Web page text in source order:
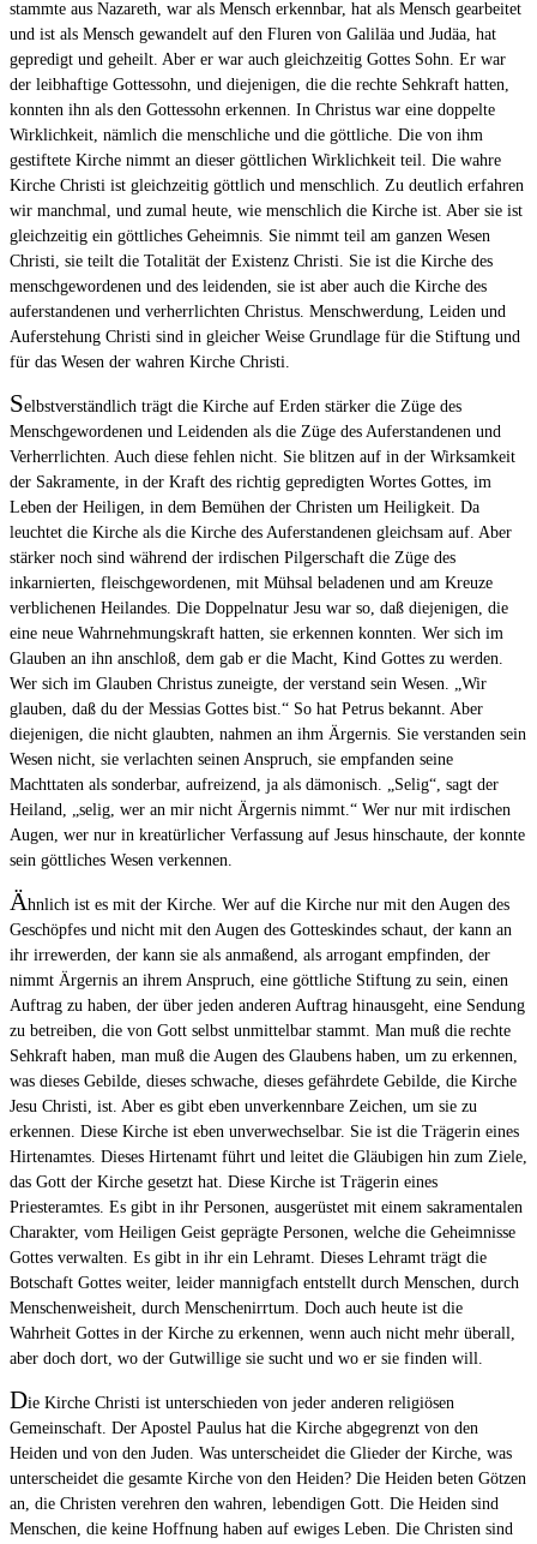
stammte aus Nazareth, war als Mensch erkennbar, hat als Mensch gearbeitet
und ist als Mensch gewandelt auf den Fluren von Galiläa und Judäa, hat
gepredigt und geheilt. Aber er war auch gleichzeitig Gottes Sohn. Er war
der leibhaftige Gottessohn, und diejenigen, die die rechte Sehkraft hatten,
konnten ihn als den Gottessohn erkennen. In Christus war eine doppelte
Wirklichkeit, nämlich die menschliche und die göttliche. Die von ihm
gestiftete Kirche nimmt an dieser göttlichen Wirklichkeit teil. Die wahre
Kirche Christi ist gleichzeitig göttlich und menschlich. Zu deutlich erfahren
wir manchmal, und zumal heute, wie menschlich die Kirche ist. Aber sie ist
gleichzeitig ein göttliches Geheimnis. Sie nimmt teil am ganzen Wesen
Christi, sie teilt die Totalität der Existenz Christi. Sie ist die Kirche des
menschgewordenen und des leidenden, sie ist aber auch die Kirche des
auferstandenen und verherrlichten Christus. Menschwerdung, Leiden und
Auferstehung Christi sind in gleicher Weise Grundlage für die Stiftung und
für das Wesen der wahren Kirche Christi.
Selbstverständlich trägt die Kirche auf Erden stärker die Züge des
Menschgewordenen und Leidenden als die Züge des Auferstandenen und
Verherrlichten. Auch diese fehlen nicht. Sie blitzen auf in der Wirksamkeit
der Sakramente, in der Kraft des richtig gepredigten Wortes Gottes, im
Leben der Heiligen, in dem Bemühen der Christen um Heiligkeit. Da
leuchtet die Kirche als die Kirche des Auferstandenen gleichsam auf. Aber
stärker noch sind während der irdischen Pilgerschaft die Züge des
inkarnierten, fleischgewordenen, mit Mühsal beladenen und am Kreuze
verblichenen Heilandes. Die Doppelnatur Jesu war so, daß diejenigen, die
eine neue Wahrnehmungskraft hatten, sie erkennen konnten. Wer sich im
Glauben an ihn anschloß, dem gab er die Macht, Kind Gottes zu werden.
Wer sich im Glauben Christus zuneigte, der verstand sein Wesen. „Wir
glauben, daß du der Messias Gottes bist.“ So hat Petrus bekannt. Aber
diejenigen, die nicht glaubten, nahmen an ihm Ärgernis. Sie verstanden sein
Wesen nicht, sie verlachten seinen Anspruch, sie empfanden seine
Machttaten als sonderbar, aufreizend, ja als dämonisch. „Selig“, sagt der
Heiland, „selig, wer an mir nicht Ärgernis nimmt.“ Wer nur mit irdischen
Augen, wer nur in kreatürlicher Verfassung auf Jesus hinschaute, der konnte
sein göttliches Wesen verkennen.
Ähnlich ist es mit der Kirche. Wer auf die Kirche nur mit den Augen des
Geschöpfes und nicht mit den Augen des Gotteskindes schaut, der kann an
ihr irrewerden, der kann sie als anmaßend, als arrogant empfinden, der
nimmt Ärgernis an ihrem Anspruch, eine göttliche Stiftung zu sein, einen
Auftrag zu haben, der über jeden anderen Auftrag hinausgeht, eine Sendung
zu betreiben, die von Gott selbst unmittelbar stammt. Man muß die rechte
Sehkraft haben, man muß die Augen des Glaubens haben, um zu erkennen,
was dieses Gebilde, dieses schwache, dieses gefährdete Gebilde, die Kirche
Jesu Christi, ist. Aber es gibt eben unverkennbare Zeichen, um sie zu
erkennen. Diese Kirche ist eben unverwechselbar. Sie ist die Trägerin eines
Hirtenamtes. Dieses Hirtenamt führt und leitet die Gläubigen hin zum Ziele,
das Gott der Kirche gesetzt hat. Diese Kirche ist Trägerin eines
Priesteramtes. Es gibt in ihr Personen, ausgerüstet mit einem sakramentalen
Charakter, vom Heiligen Geist geprägte Personen, welche die Geheimnisse
Gottes verwalten. Es gibt in ihr ein Lehramt. Dieses Lehramt trägt die
Botschaft Gottes weiter, leider mannigfach entstellt durch Menschen, durch
Menschenweisheit, durch Menschenirrtum. Doch auch heute ist die
Wahrheit Gottes in der Kirche zu erkennen, wenn auch nicht mehr überall,
aber doch dort, wo der Gutwillige sie sucht und wo er sie finden will.
Die Kirche Christi ist unterschieden von jeder anderen religiösen
Gemeinschaft. Der Apostel Paulus hat die Kirche abgegrenzt von den
Heiden und von den Juden. Was unterscheidet die Glieder der Kirche, was
unterscheidet die gesamte Kirche von den Heiden? Die Heiden beten Götzen
an, die Christen verehren den wahren, lebendigen Gott. Die Heiden sind
Menschen, die keine Hoffnung haben auf ewiges Leben. Die Christen sind